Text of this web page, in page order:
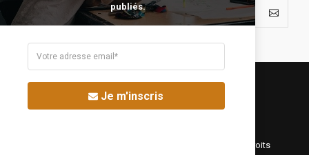
©Fréquence Chrétienne Production 2016-2025. Tous droits
publiés.
Je m'inscris